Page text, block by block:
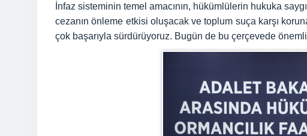
İnfaz sisteminin temel amacının, hükümlülerin hukuka
cezanın önleme etkisi oluşacak ve toplum suça karşı
çok başarıyla sürdürüyoruz. Bugün de bu çerçevede önemli